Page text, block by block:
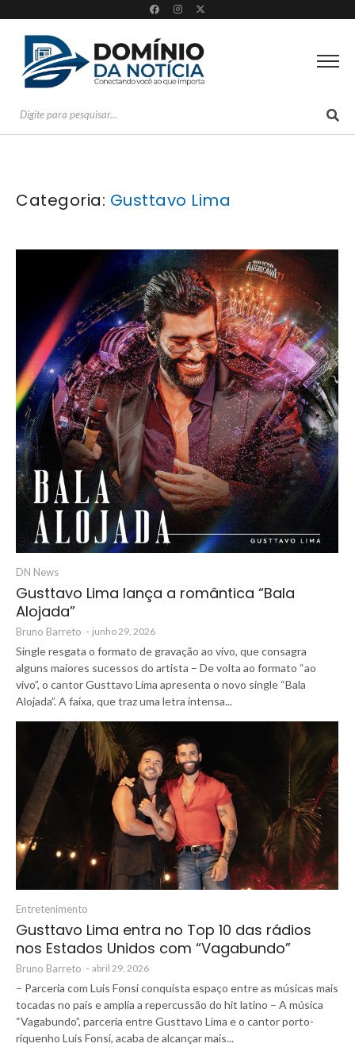
Categoria: Gusttavo Lima
DN News
Gusttavo Lima lança a romântica “Bala
Alojada”
Bruno Barreto - junho 29, 2026
Single resgata o formato de gravação ao vivo, que consagra
alguns maiores sucessos do artista – De volta ao formato “ao
vivo”, o cantor Gusttavo Lima apresenta o novo single “Bala
Alojada”. A faixa, que traz uma letra intensa...
Entretenimento
Gusttavo Lima entra no Top 10 das rádios
nos Estados Unidos com “Vagabundo”
Bruno Barreto - abril 29, 2026
– Parceria com Luis Fonsi conquista espaço entre as músicas mais
tocadas no país e amplia a repercussão do hit latino – A música
“Vagabundo”, parceria entre Gusttavo Lima e o cantor porto-
riquenho Luis Fonsi, acaba de alcançar mais...